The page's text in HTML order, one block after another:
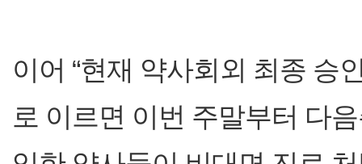
이어 “현재 약사회외 최종 승
로 이르면 이번 주말부터 다